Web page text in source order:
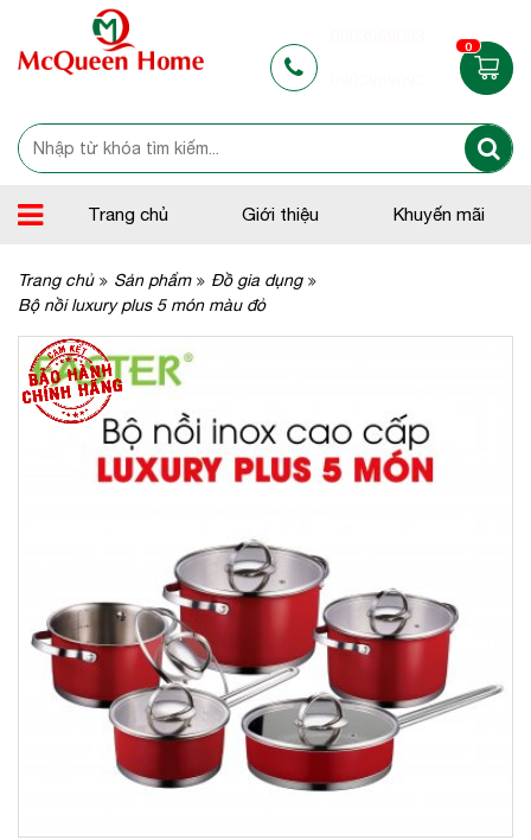
0
Trang chủ Giới thiệu Khuyến mãi
Trang chủ Sản phẩm
Đồ gia dụng
Bộ nồi luxury plus 5 món màu đỏ